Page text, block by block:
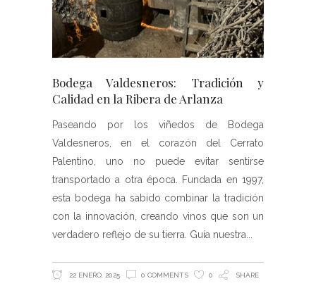
Bodega Valdesneros: Tradición y
Calidad en la Ribera de Arlanza
Paseando por los viñedos de Bodega
Valdesneros, en el corazón del Cerrato
Palentino, uno no puede evitar sentirse
transportado a otra época. Fundada en 1997,
esta bodega ha sabido combinar la tradición
con la innovación, creando vinos que son un
verdadero reflejo de su tierra. Guía nuestra
22 ENERO, 2025 0 COMMENTS 0 SHARE